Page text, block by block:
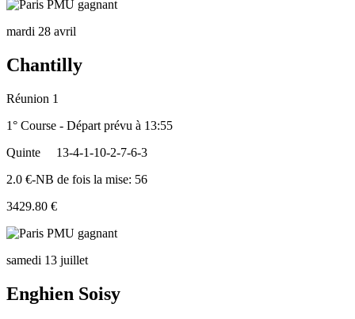
mardi 28 avril
Chantilly
Réunion 1
1° Course - Départ prévu à 13:55
Quinte
13-4-1-10-2-7-6-3
2.0 €-NB de fois la mise: 56
3429.80 €
samedi 13 juillet
Enghien Soisy